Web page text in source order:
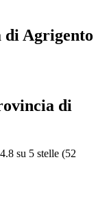
Agrigento
di
su 5 stelle (52